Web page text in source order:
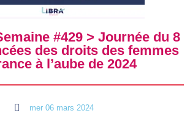
#429 > Journée du 8
des droits des femmes
à l’aube de 2024
mer 06 mars 2024